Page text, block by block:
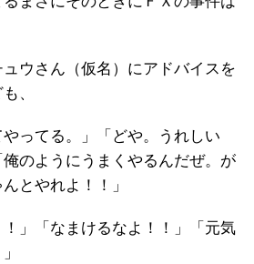
ウさん（仮名）にアドバイスを
、
やってる。」「どや。うれしい
のようにうまくやるんだぜ。が
とやれよ！！」
！」「なまけるなよ！！」「元気